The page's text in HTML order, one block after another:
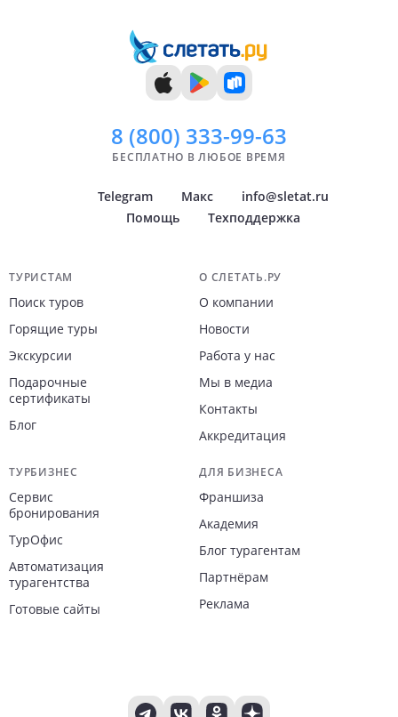
8 (800) 333-99-63
БЕСПЛАТНО В ЛЮБОЕ ВРЕМЯ
Telegram Макс
info@sletat.ru
Помощь
Техподдержка
Навигация по сайту
ТУРИСТАМ
Поиск туров
Горящие туры
Экскурсии
Подарочные
сертификаты
Блог
О СЛЕТАТЬ.РУ
О компании
Новости
Работа у нас
Мы в медиа
Контакты
Аккредитация
ТУРБИЗНЕС
Сервис
бронирования
ТурОфис
Автоматизация
турагентства
Готовые сайты
ДЛЯ БИЗНЕСА
Франшиза
Академия
Блог турагентам
Партнёрам
Реклама